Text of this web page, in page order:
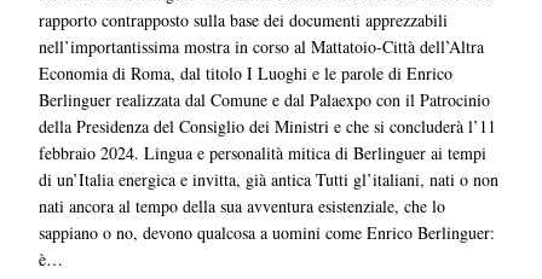
rapporto contrapposto sulla base dei documenti apprezzabili
nell’importantissima mostra in corso al Mattatoio-Città dell’Altra
Economia di Roma, dal titolo I Luoghi e le parole di Enrico
Berlinguer realizzata dal Comune e dal Palaexpo con il Patrocinio
della Presidenza del Consiglio dei Ministri e che si concluderà l’11
febbraio 2024. Lingua e personalità mitica di Berlinguer ai tempi
di un’Italia energica e invitta, già antica Tutti gl’italiani, nati o non
nati ancora al tempo della sua avventura esistenziale, che lo
sappiano o no, devono qualcosa a uomini come Enrico Berlinguer:
è…